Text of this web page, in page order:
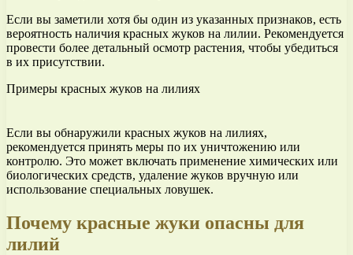
Если вы заметили хотя бы один из указанных признаков, есть
вероятность наличия красных жуков на лилии. Рекомендуется
провести более детальный осмотр растения, чтобы убедиться
в их присутствии.
Примеры красных жуков на лилиях
Если вы обнаружили красных жуков на лилиях,
рекомендуется принять меры по их уничтожению или
контролю. Это может включать применение химических или
биологических средств, удаление жуков вручную или
использование специальных ловушек.
Почему красные жуки опасны для
лилий